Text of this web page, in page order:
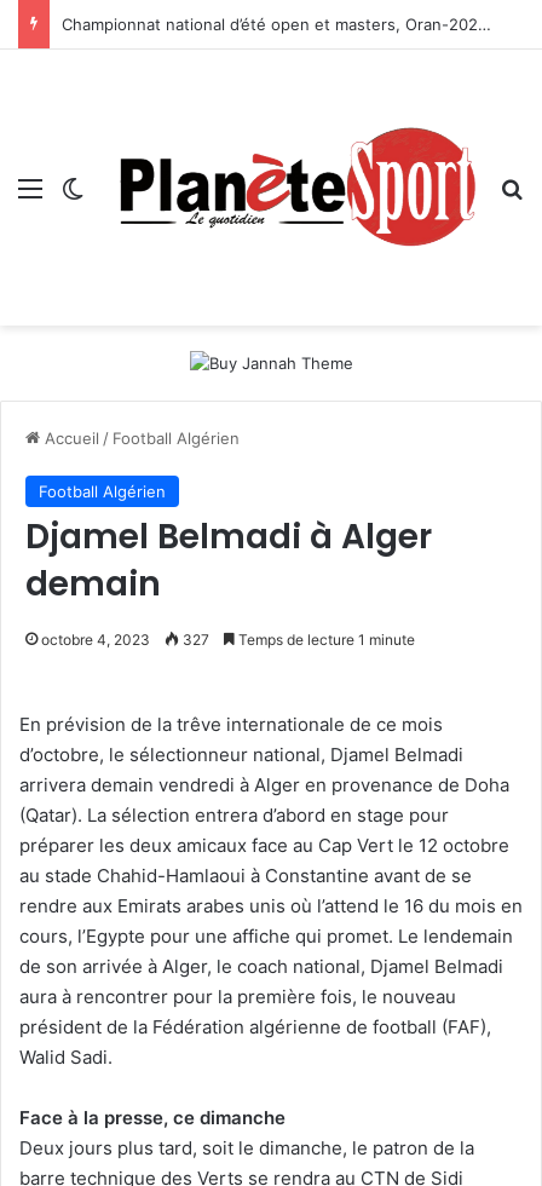
Championnat national d’été open et masters, Oran-2026 — Le CRB s’adjuge le titre
Menu Switch skin
Accueil / Football Algérien
Football Algérien
Djamel Belmadi à Alger
demain
octobre 4, 2023 327 Temps de lecture 1 minute
En prévision de la trêve internationale de ce mois
d’octobre, le sélectionneur national, Djamel Belmadi
arrivera demain vendredi à Alger en provenance de Doha
(Qatar). La sélection entrera d’abord en stage pour
préparer les deux amicaux face au Cap Vert le 12 octobre
au stade Chahid-Hamlaoui à Constantine avant de se
rendre aux Emirats arabes unis où l’attend le 16 du mois en
cours, l’Egypte pour une affiche qui promet. Le lendemain
de son arrivée à Alger, le coach national, Djamel Belmadi
aura à rencontrer pour la première fois, le nouveau
président de la Fédération algérienne de football (FAF),
Walid Sadi.
Face à la presse, ce dimanche
Deux jours plus tard, soit le dimanche, le patron de la
barre technique des Verts se rendra au CTN de Sidi